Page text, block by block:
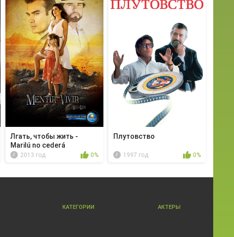
Лгать, чтобы жить -
Marilú no cederá
2013 год 0%
Плутовство
1997 год 0%
КАТЕГОРИИ АКТЕРЫ